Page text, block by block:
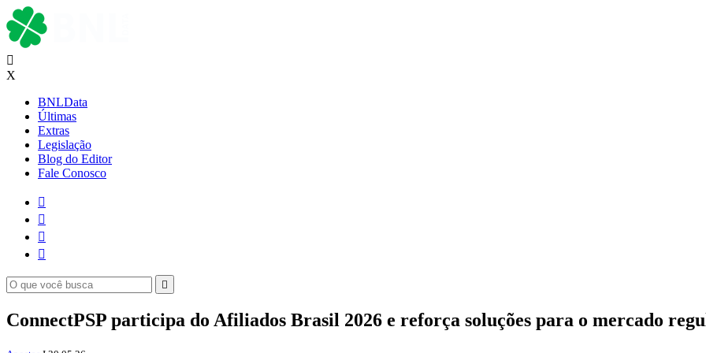

X
BNLData
Últimas
Extras
Legislação
Blog do Editor
Fale Conosco





ConnectPSP participa do Afiliados Brasil 2026 e reforça soluções para o mercado